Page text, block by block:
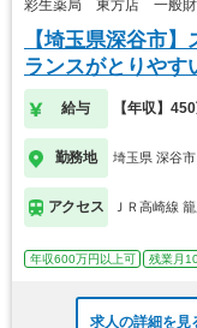
彩生薬局 東方店 一般財
【埼玉県深谷市
ランスがとりやす
給与 【年収】
勤務地 埼玉県 深谷市
アクセス ＪＲ高崎線
年収600万円以上可 残業月
求人の詳細を見